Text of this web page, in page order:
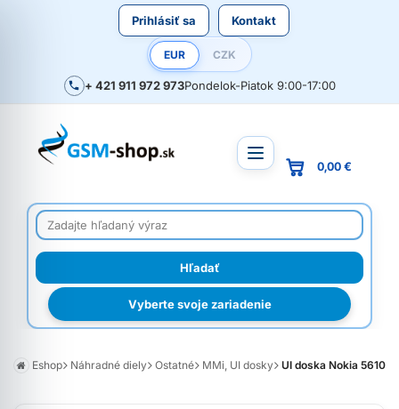
Prihlásiť sa Kontakt
EUR CZK
+ 421 911 972 973Pondelok-Piatok 9:00-17:00
Vyberte svoje zariadenie
0,00 €
Eshop Náhradné diely Ostatné MMi, UI dosky UI doska Nokia 5610